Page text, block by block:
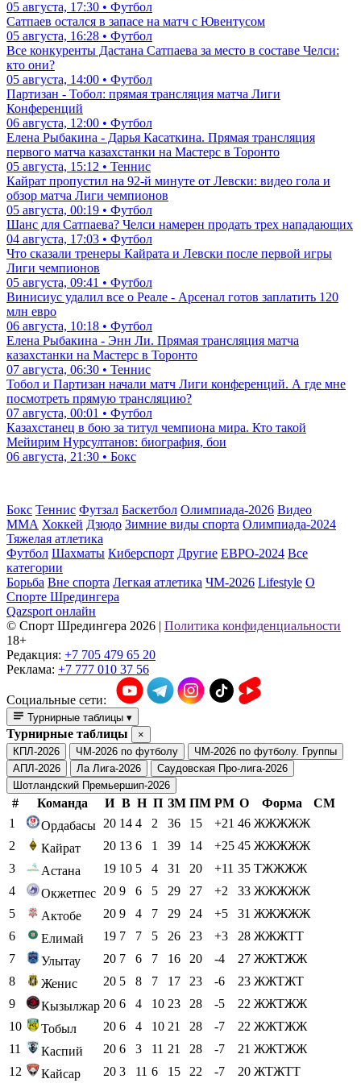
05 августа, 17:30 • Футбол
Сатпаев остался в запасе на матч с Ювентусом
05 августа, 16:28 • Футбол
Все конкуренты Дастана Сатпаева за место в составе Челси:
кто они?
05 августа, 14:00 • Футбол
Партизан - Тобол: прямая трансляция матча Лиги
Конференций
06 августа, 12:00 • Футбол
Елена Рыбакина - Дарья Касаткина. Прямая трансляция
первого матча казахстанки на Мастерс в Торонто
05 августа, 15:12 • Теннис
Кайрат пропустил на 92-й минуте от Левски: видео гола и
обзор матча Лиги чемпионов
05 августа, 00:19 • Футбол
Шанс для Сатпаева? Челси намерен продать трех нападающих
04 августа, 17:03 • Футбол
Что сказали тренеры Кайрата и Левски после первой игры
Лиги чемпионов
05 августа, 09:41 • Футбол
Винисиус удалил все о Реале - Арсенал готов заплатить 120
млн евро
06 августа, 10:18 • Футбол
Елена Рыбакина - Энн Ли. Прямая трансляция матча
казахстанки на Мастерс в Торонто
07 августа, 06:30 • Теннис
Тобол и Партизан начали матч Лиги конференций. А где мне
посмотреть прямую трансляцию?
07 августа, 00:01 • Футбол
Казахстанец в бою за титул чемпиона мира. Кто такой
Мейирим Нурсултанов: биография, бои
06 августа, 21:30 • Бокс
Бокс Теннис Футзал Баскетбол Олимпиада-2026 Видео
ММА Хоккей Дзюдо Зимние виды спорта Олимпиада-2024
Тяжелая атлетика
Футбол Шахматы Киберспорт Другие ЕВРО-2024 Все
категории
Борьба Вне спорта Легкая атлетика ЧМ-2026 Lifestyle О
Спорте Шредингера
Qazsport онлайн
© Cпорт Шредингера 2026 | Политика конфиденциальности
18+
Редакция: +7 705 479 65 20
Реклама: +7 777 010 37 56
Социальные сети:
Турнирные таблицы ▾
Турнирные таблицы
×
КПЛ-2026
ЧМ-2026 по футболу
ЧМ-2026 по футболу. Группы
АПЛ-2026
Ла Лига-2026
Саудовская Про-лига-2026
Шотландский Премьершип-2026
# Команда И В Н П ЗМ ПМ РМ О Форма
СМ
1
Ордабасы 20 14 4 2 36 15 +21 46 ЖЖЖЖЖ
2
Кайрат 20 13 6 1 39 14 +25 45 ЖЖЖЖЖ
3
Астана 19 10 5 4 31 20 +11 35 ТЖЖЖЖ
4
Окжетпес 20 9 6 5 29 27 +2 33 ЖЖЖЖЖ
5
Актобе 20 9 4 7 29 24 +5 31 ЖЖЖЖЖ
6
Елимай 19 7 7 5 26 23 +3 28 ЖЖЖТТ
7
Улытау 20 7 6 7 16 20 -4 27 ЖЖТЖЖ
8
Женис 20 5 8 7 17 23 -6 23 ЖЖТЖТ
9
Кызылжар 20 6 4 10 23 28 -5 22 ЖЖТЖЖ
10
Тобыл 20 6 4 10 21 28 -7 22 ЖЖТЖЖ
11
Каспий 20 6 3 11 21 28 -7 21 ЖЖТЖЖ
12
Кайсар 20 3 11 6 15 22 -7 20 ЖТЖТТ